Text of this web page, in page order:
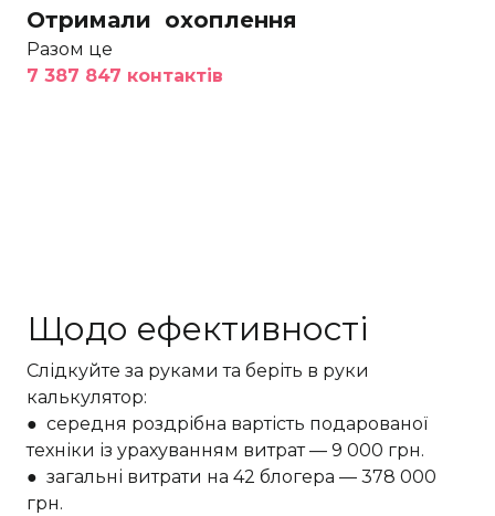
Отримали  охоплення
Разом це
7 387 847 контактів
Щодо ефективності
Слідкуйте за руками та беріть в руки
калькулятор:
● середня роздрібна вартість подарованої
техніки із урахуванням витрат — 9 000 грн.
● загальні витрати на 42 блогера — 378 000
грн.